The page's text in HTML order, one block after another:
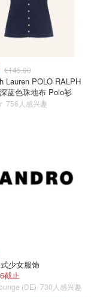
€145.00
Lauren POLO RALPH
蓝色珠地布 Polo衫
756人感兴趣
少女服饰
截止
(DE) 730人感兴趣